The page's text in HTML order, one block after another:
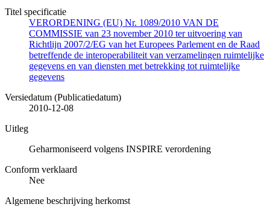
Titel specificatie
VERORDENING (EU) Nr. 1089/2010 VAN DE
COMMISSIE van 23 november 2010 ter uitvoering van
Richtlijn 2007/2/EG van het Europees Parlement en de Raad
betreffende de interoperabiliteit van verzamelingen ruimtelijke
gegevens en van diensten met betrekking tot ruimtelijke
gegevens
Versiedatum (Publicatiedatum)
2010-12-08
Uitleg
Geharmoniseerd volgens INSPIRE verordening
Conform verklaard
Nee
Algemene beschrijving herkomst